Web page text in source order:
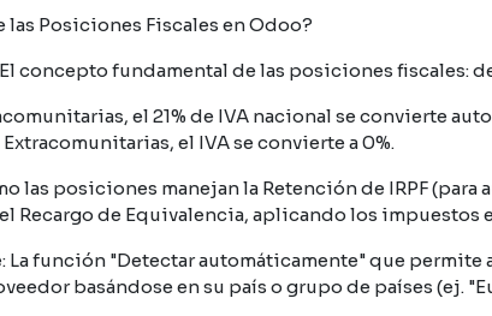
las Posiciones Fiscales en Odoo?
concepto fundamental de las posiciones fiscales:
el 21% de IVA nacional se convierte
el IVA se convierte a 0%.
las posiciones manejan la Retención de IRPF (para
Recargo de Equivalencia, aplicando los impuestos
función "Detectar automáticamente" que permite
basándose en su país o grupo de países (ej.